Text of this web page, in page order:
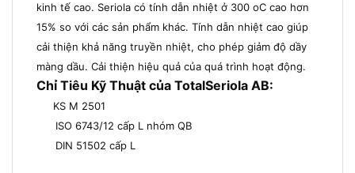
kinh tế cao. Seriola có tính dẫn nhiệt ở 300 oC cao hơn
15% so với các sản phẩm khác. Tính dẫn nhiệt cao giúp
cải thiện khả năng truyền nhiệt, cho phép giảm độ dầy
màng dầu. Cải thiện hiệu quả của quá trình hoạt động.
Chỉ Tiêu Kỹ Thuật của TotalSeriola AB:
KS M 2501
ISO 6743/12 cấp L nhóm QB
DIN 51502 cấp L